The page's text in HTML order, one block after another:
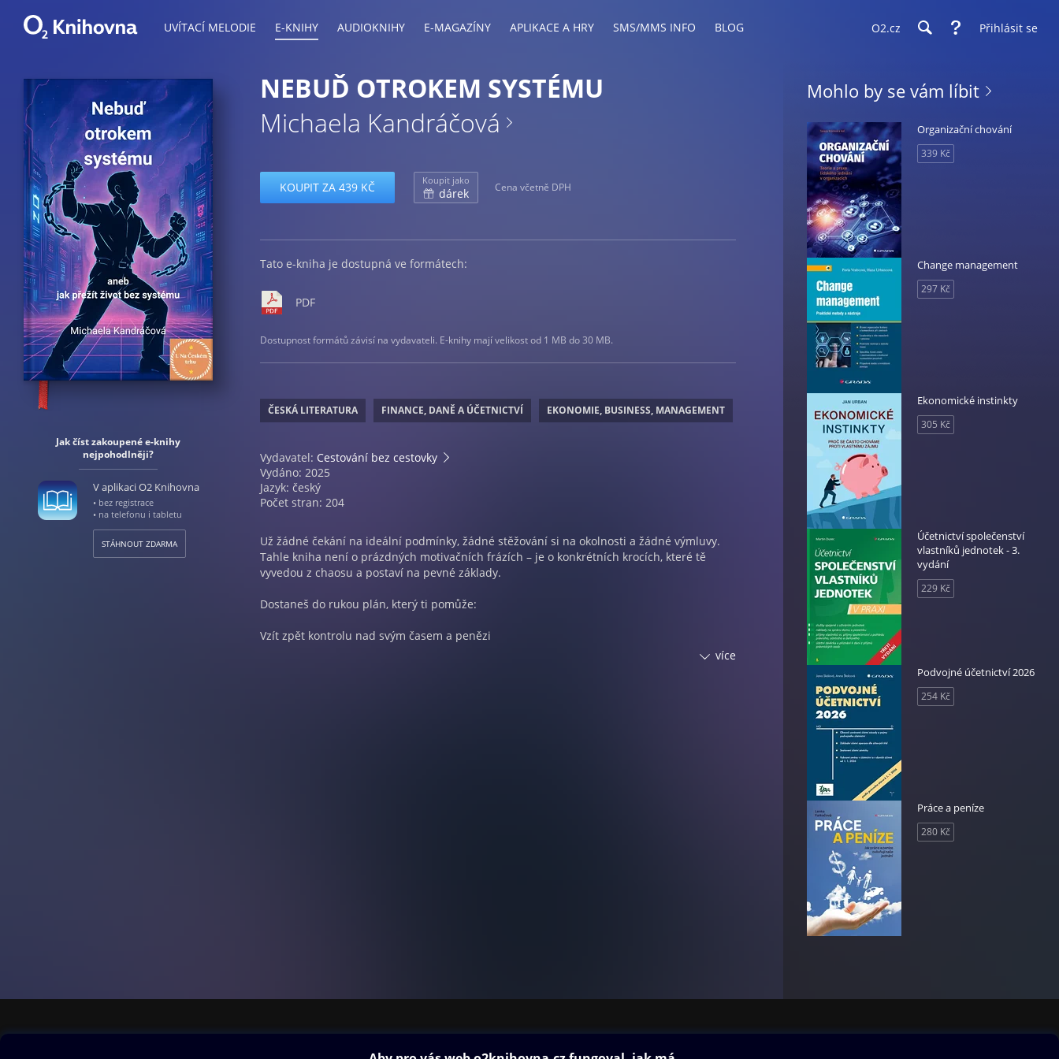
UVÍTACÍ MELODIE E-KNIHY AUDIOKNIHY E-MAGAZÍNY APLIKACE A HRY SMS/MMS INFO BLOG O2.cz Přihlásit se
Jak číst zakoupené e-knihy
nejpohodlněji?
V aplikaci O2 Knihovna
• bez registrace
• na telefonu i tabletu
STÁHNOUT ZDARMA
NEBUĎ OTROKEM SYSTÉMU
Michaela Kandráčová
KOUPIT ZA 439 KČ Koupit jako
dárek Cena včetně DPH
Tato e-kniha je dostupná ve formátech:
PDF
Dostupnost formátů závisí na vydavateli. E-knihy mají velikost od 1 MB do 30 MB.
ČESKÁ LITERATURA FINANCE, DANĚ A ÚČETNICTVÍ EKONOMIE, BUSINESS, MANAGEMENT
Vydavatel: Cestování bez cestovky
Vydáno: 2025
Jazyk: český
Počet stran: 204
Už žádné čekání na ideální podmínky, žádné stěžování si na okolnosti a žádné výmluvy.
Tahle kniha není o prázdných motivačních frázích – je o konkrétních krocích, které tě
vyvedou z chaosu a postaví na pevné základy.
Dostaneš do rukou plán, který ti pomůže:
Vzít zpět kontrolu nad svým časem a penězi
zůstává uvězněných ve vzorcích, které jim brání žít naplno. Dozvíš se, proč je finanční
více
Mohlo by se vám líbit
Organizační chování
339 Kč
Change management
297 Kč
Ekonomické instinkty
305 Kč
Účetnictví společenství
vlastníků jednotek - 3.
vydání
229 Kč
Podvojné účetnictví 2026
254 Kč
Práce a peníze
280 Kč